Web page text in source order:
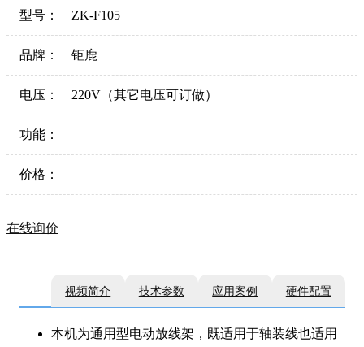
型号： ZK-F105
品牌： 钜鹿
电压： 220V（其它电压可订做）
功能：
价格：
在线询价
视频简介 技术参数 应用案例 硬件配置
本机为通用型电动放线架，既适用于轴装线也适用